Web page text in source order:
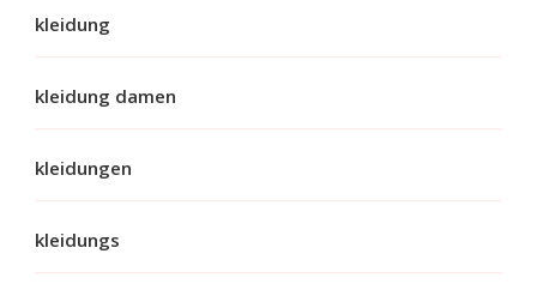
kleidung
kleidung damen
kleidungen
kleidungs